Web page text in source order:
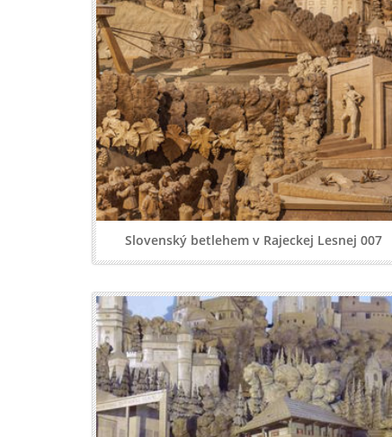
Slovenský betlehem v Rajeckej Lesnej 007